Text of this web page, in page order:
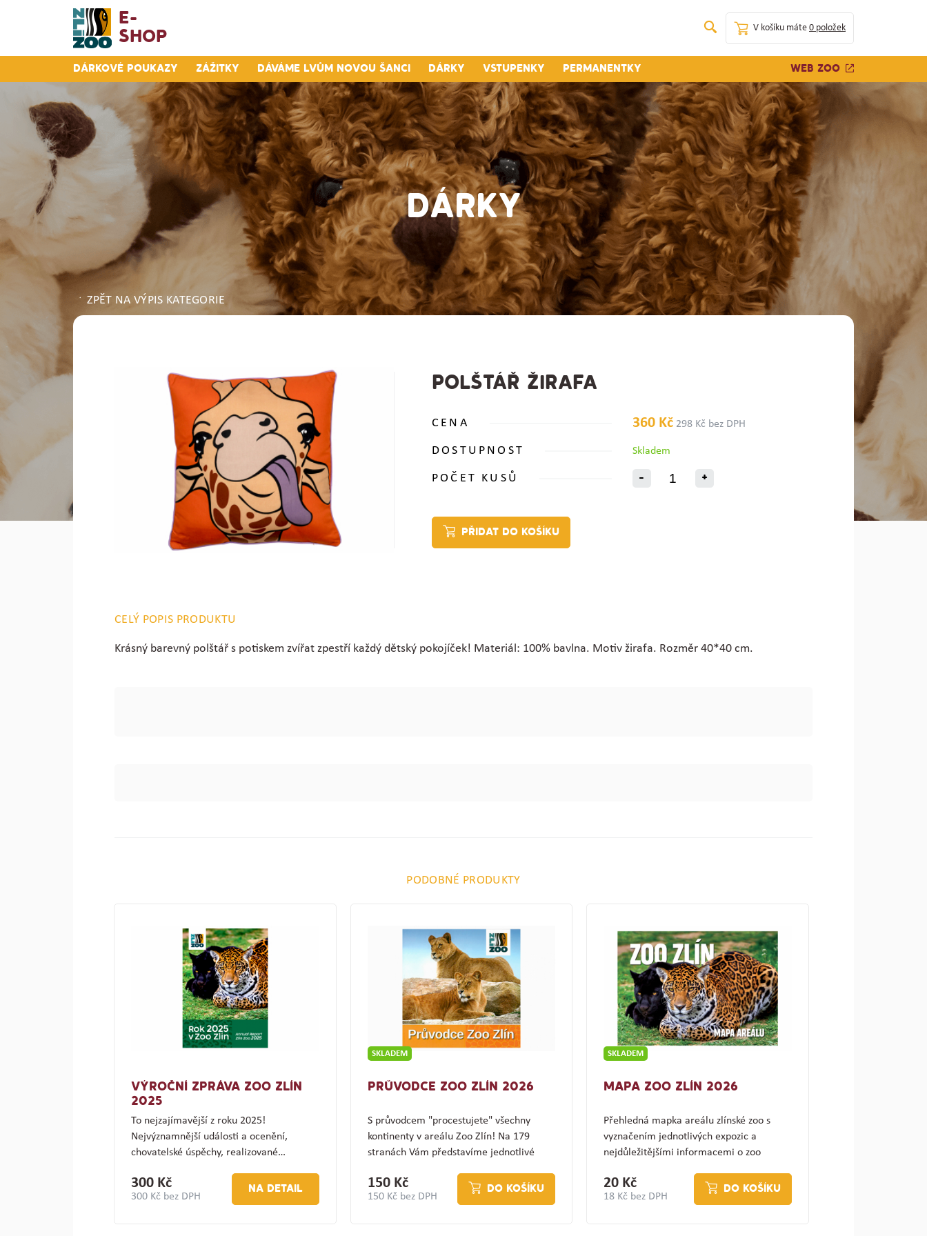
E-
Shop
V košíku máte 0 položek
Dárkové poukazy Zážitky Dáváme lvům novou šanci Dárky Vstupenky Permanentky Web zoo
DÁRKY
ZPĚT NA VÝPIS KATEGORIE
POLŠTÁŘ ŽIRAFA
CENA 360 Kč 298 Kč bez DPH
DOSTUPNOST Skladem
POČET KUSŮ - +
PŘIDAT DO KOŠÍKU
CELÝ POPIS PRODUKTU
Krásný barevný polštář s potiskem zvířat zpestří každý dětský pokojíček! Materiál: 100% bavlna. Motiv žirafa. Rozměr 40*40 cm.
PODOBNÉ PRODUKTY
VÝROČNÍ ZPRÁVA ZOO ZLÍN
2025
To nejzajímavější z roku 2025!
Nejvýznamnější události a ocenění,
chovatelské úspěchy, realizované…
300 Kč
300 Kč bez DPH
NA DETAIL
SKLADEM
PRŮVODCE ZOO ZLÍN 2026
S průvodcem "procestujete" všechny
kontinenty v areálu Zoo Zlín! Na 179
stranách Vám představíme jednotlivé
150 Kč
150 Kč bez DPH
DO KOŠÍKU
SKLADEM
MAPA ZOO ZLÍN 2026
Přehledná mapka areálu zlínské zoo s
vyznačením jednotlivých expozic a
nejdůležitějšími informacemi o zoo
20 Kč
18 Kč bez DPH
DO KOŠÍKU